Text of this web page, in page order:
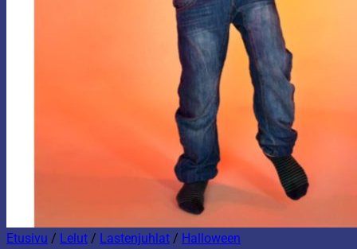
Etusivu / Lelut / Lastenjuhlat / Halloween